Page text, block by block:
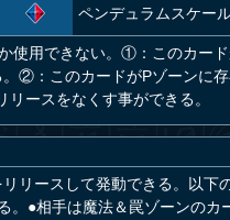
ペンデュラムスケー
用できない。①：このカード
②：このカードがPゾーンに
ースをなくす事ができる。
ースして発動できる。以下
。●相手は魔法＆罠ゾーンのカ